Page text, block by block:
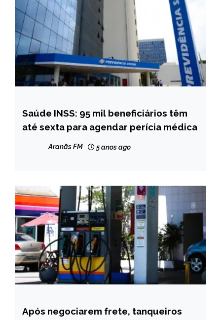
BRASIL
NOTÍCIAS
Saúde INSS: 95 mil beneficiários têm
até sexta para agendar perícia médica
Aranãs FM 5 anos ago
MINAS
Após negociarem frete, tanqueiros